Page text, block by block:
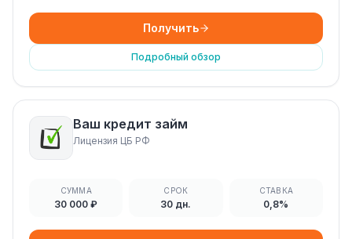
Получить
Подробный обзор
Ваш кредит займ
Лицензия ЦБ РФ
СУММА
30 000 ₽
СРОК
30 дн.
СТАВКА
0,8%